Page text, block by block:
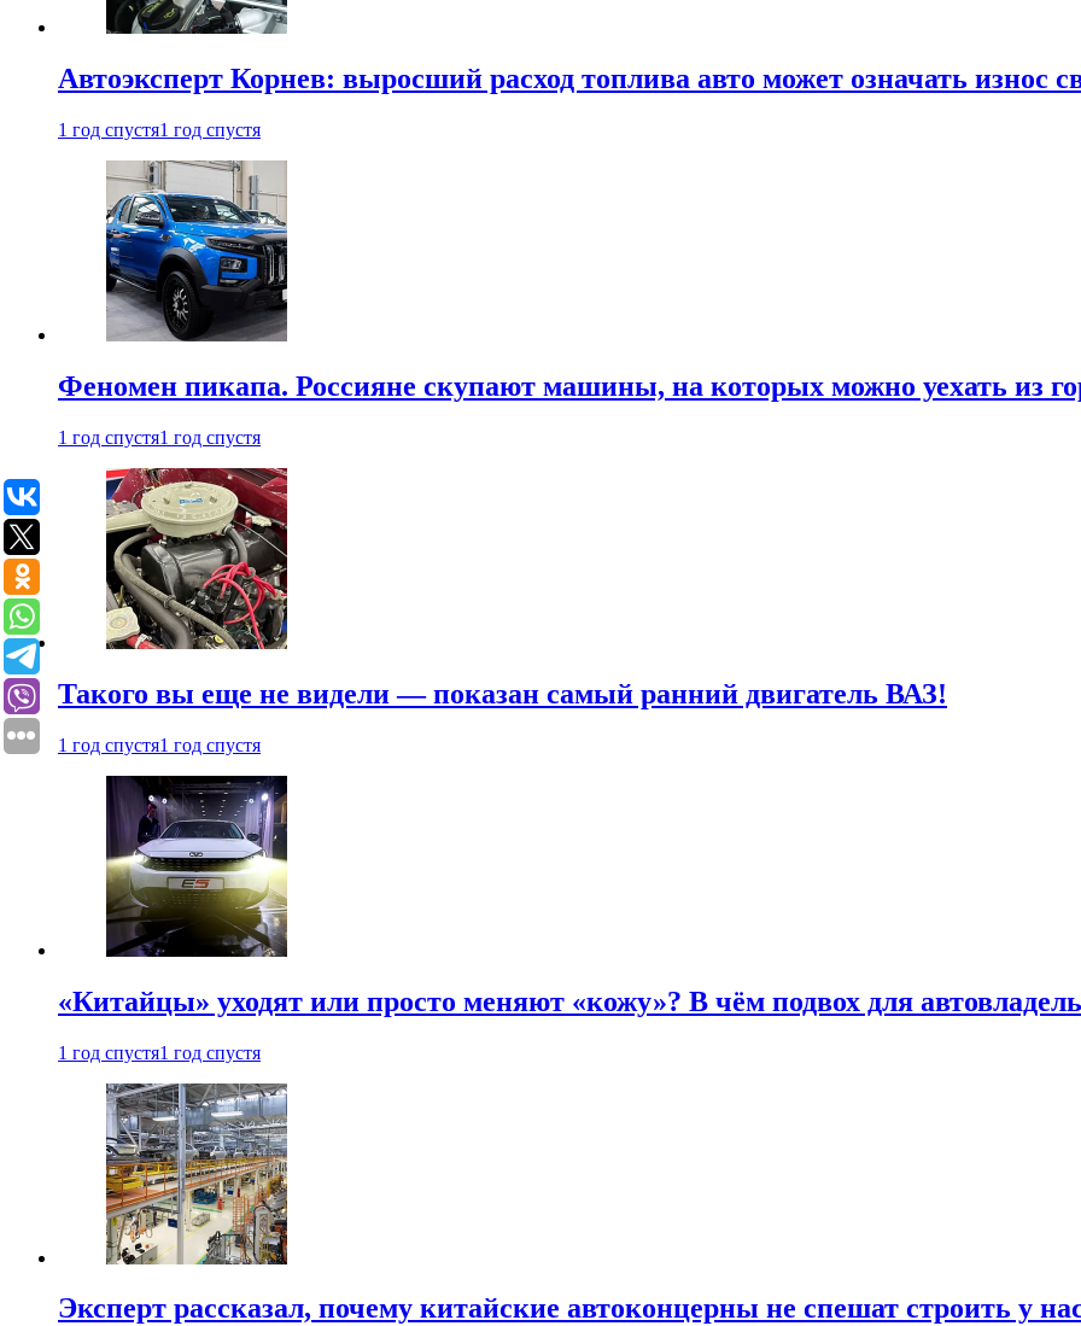
Автоэксперт Корнев: выросший расход топлива авто может означать износ
1 год спустя1 год спустя
Феномен пикапа. Россияне скупают машины, на которых можно уехать из
1 год спустя1 год спустя
Такого вы еще не видели — показан самый ранний двигатель ВАЗ!
1 год спустя1 год спустя
«Китайцы» уходят или просто меняют «кожу»? В чём подвох для
1 год спустя1 год спустя
Эксперт рассказал, почему китайские автоконцерны не спешат строить у